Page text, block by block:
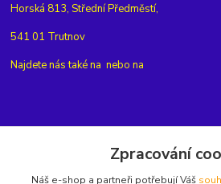
Horská 813, Střední Předměstí,
541 01 Trutnov
Najdete nás také na nebo na
Zpracování
Náš e-shop a partneři potřebují Váš